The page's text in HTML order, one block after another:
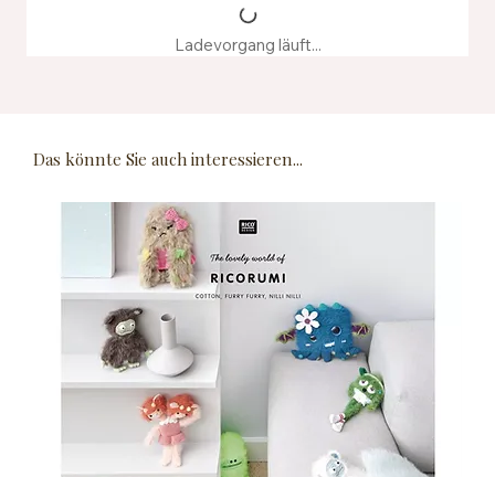
Ladevorgang läuft...
Das könnte Sie auch interessieren...